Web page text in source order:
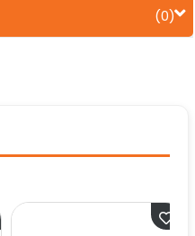
(0)